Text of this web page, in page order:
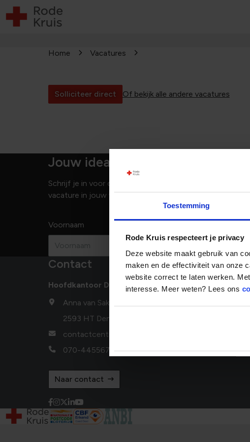
Toestemming
Rode Kruis respecteert je privacy
Deze website maakt gebruik van
maken en de effectiviteit van onze
website correct te laten werken.
interesse. Meer weten? Lees ons
Home Vacatures
Solliciteer direct Of bekijk alle andere vacatures
Jouw ideale vacature niet kunnen
Schrijf je in voor onze vacature alert en je bent als
vacature in jouw vakgebied openen!
Voornaam
Contact
Hoofdkantoor Den Haag
Anna van Saksenlaan 50
2593 HT Den Haag
contactcenter@redcross.nl
070-4455678
Naar contact